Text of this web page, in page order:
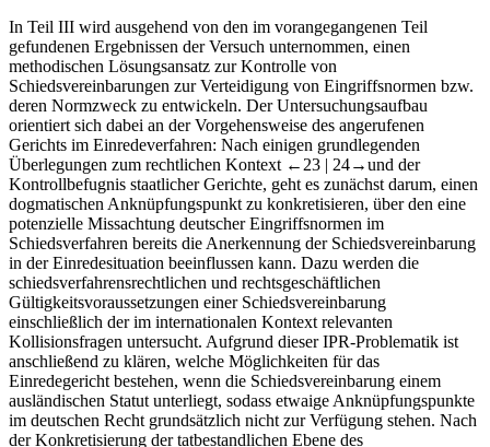
In Teil III wird ausgehend von den im vorangegangenen Teil
gefundenen Ergebnissen der Versuch unternommen, einen
methodischen Lösungsansatz zur Kontrolle von
Schiedsvereinbarungen zur Verteidigung von Eingriffsnormen bzw.
deren Normzweck zu entwickeln. Der Untersuchungsaufbau
orientiert sich dabei an der Vorgehensweise des angerufenen
Gerichts im Einredeverfahren: Nach einigen grundlegenden
Überlegungen zum rechtlichen Kontext ←23 | 24→und der
Kontrollbefugnis staatlicher Gerichte, geht es zunächst darum, einen
dogmatischen Anknüpfungspunkt zu konkretisieren, über den eine
potenzielle Missachtung deutscher Eingriffsnormen im
Schiedsverfahren bereits die Anerkennung der Schiedsvereinbarung
in der Einredesituation beeinflussen kann. Dazu werden die
schiedsverfahrensrechtlichen und rechtsgeschäftlichen
Gültigkeitsvoraussetzungen einer Schiedsvereinbarung
einschließlich der im internationalen Kontext relevanten
Kollisionsfragen untersucht. Aufgrund dieser IPR-Problematik ist
anschließend zu klären, welche Möglichkeiten für das
Einredegericht bestehen, wenn die Schiedsvereinbarung einem
ausländischen Statut unterliegt, sodass etwaige Anknüpfungspunkte
im deutschen Recht grundsätzlich nicht zur Verfügung stehen. Nach
der Konkretisierung der tatbestandlichen Ebene des